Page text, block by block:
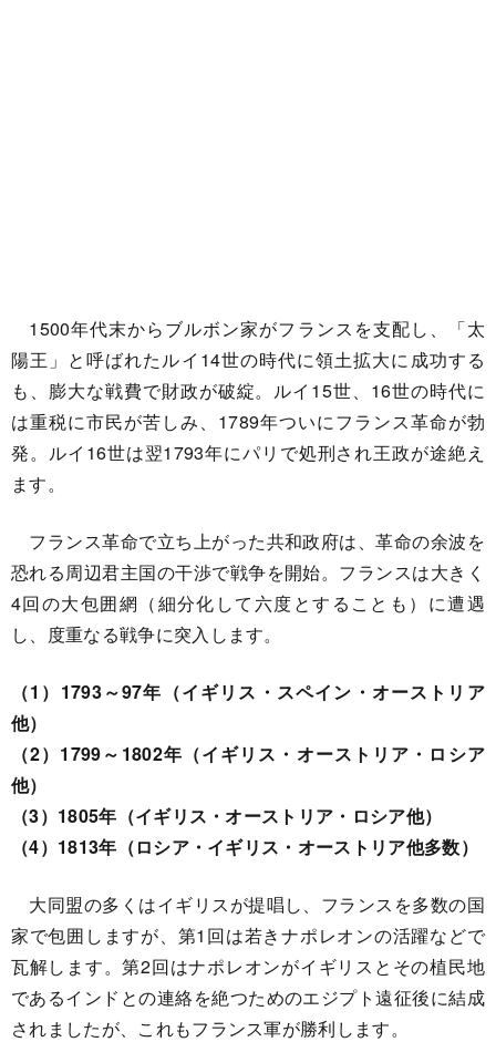
1500年代末からブルボン家がフランスを支配し、「太
陽王」と呼ばれたルイ14世の時代に領土拡大に成功する
も、膨大な戦費で財政が破綻。ルイ15世、16世の時代に
は重税に市民が苦しみ、1789年ついにフランス革命が勃
発。ルイ16世は翌1793年にパリで処刑され王政が途絶え
ます。
フランス革命で立ち上がった共和政府は、革命の余波を
恐れる周辺君主国の干渉で戦争を開始。フランスは大きく
4回の大包囲網（細分化して六度とすることも）に遭遇
し、度重なる戦争に突入します。
（1）1793～97年（イギリス・スペイン・オーストリア
他）
（2）1799～1802年（イギリス・オーストリア・ロシア
他）
（3）1805年（イギリス・オーストリア・ロシア他）
（4）1813年（ロシア・イギリス・オーストリア他多数）
大同盟の多くはイギリスが提唱し、フランスを多数の国
家で包囲しますが、第1回は若きナポレオンの活躍などで
瓦解します。第2回はナポレオンがイギリスとその植民地
であるインドとの連絡を絶つためのエジプト遠征後に結成
されましたが、これもフランス軍が勝利します。